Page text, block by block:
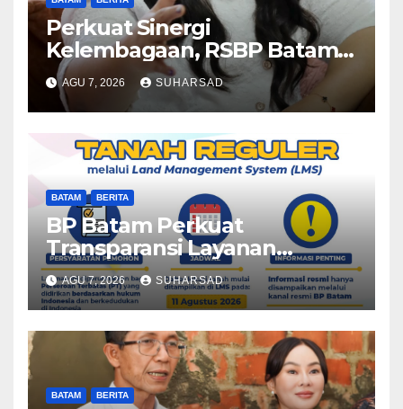
Perkuat Sinergi
Kelembagaan, RSBP Batam
dan BPOM Pastikan
Pelayanan dan Ketersediaan
Obat Aman
AGU 7, 2026 SUHARSAD
BATAM BERITA
BP Batam Perkuat
Transparansi Layanan
Pertanahan, Alokasi Tanah
Reguler Segera Hadir Melalui
LMS
AGU 7, 2026 SUHARSAD
BATAM BERITA